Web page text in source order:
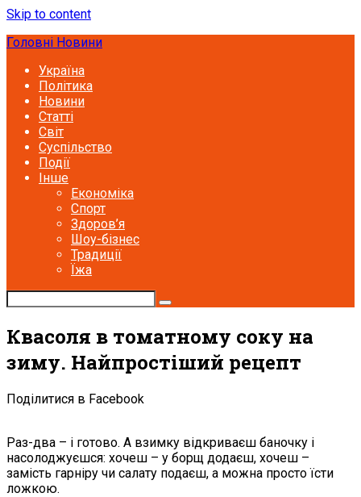
Skip to content
Головні Новини
Україна
Політика
Новини
Статті
Світ
Суспільство
Події
Інше
Економіка
Спорт
Здоров’я
Шоу-бізнес
Традиції
Їжа
Квасоля в томатному соку на
зиму. Найпростіший рецепт
Поділитися в Facebook
Раз-два – і готово. А взимку відкриваєш баночку і
насолоджуєшся: хочеш – у борщ додаєш, хочеш –
замість гарніру чи салату подаєш, а можна просто їсти
ложкою.